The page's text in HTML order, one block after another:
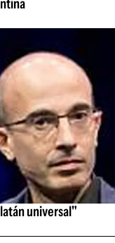
universal"